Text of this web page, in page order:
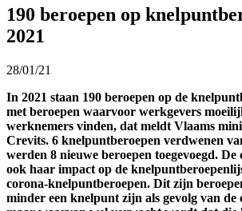
190 beroepen op
2021
28/01/21
In 2021 staan 190 beroepen op de
met beroepen waarvoor werkgevers
werknemers vinden, dat meldt Vlaams
Crevits. 6 knelpuntberoepen verdwenen
werden 8 nieuwe beroepen toegevoegd.
ook haar impact op de
corona-knelpuntberoepen. Dit zijn
minder een knelpunt zijn als gevolg van de